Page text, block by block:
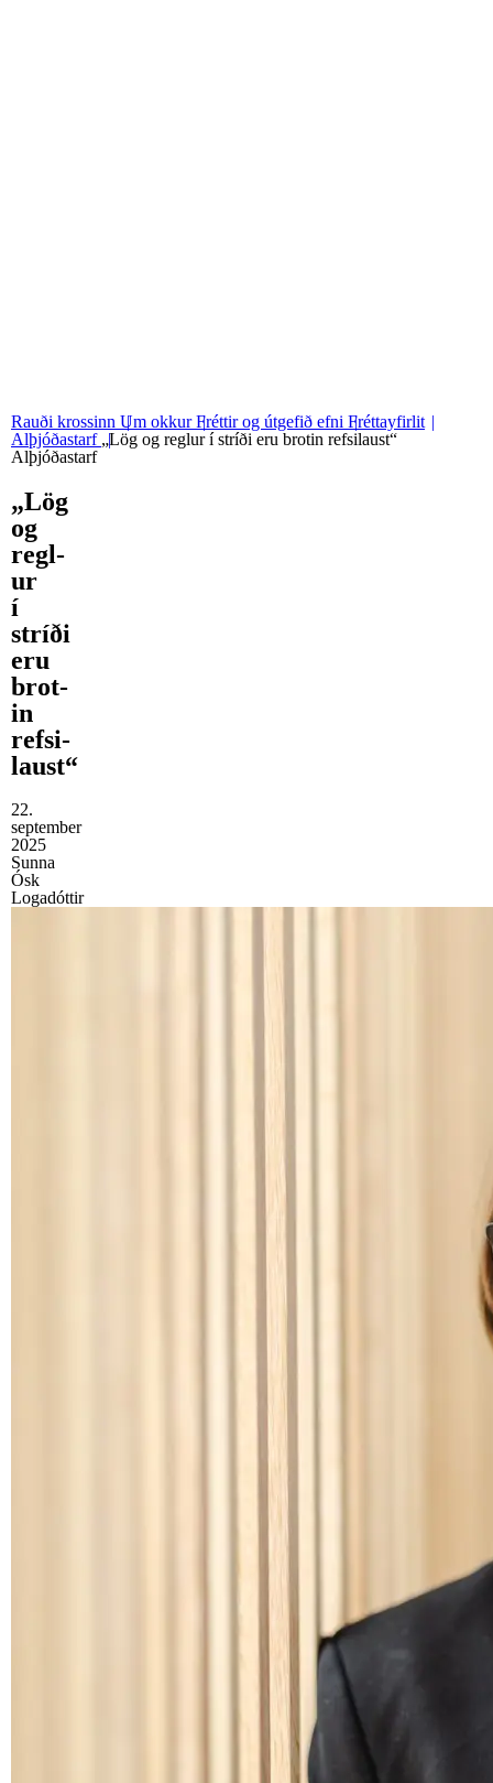
Rauði krossinn Um okkurFréttir og útgefið efni Fréttayfirlit
Alþjóðastarf „Lög og reglur í stríði eru brotin refsilaust“
Alþjóðastarf
„Lög
og
regl­
ur
í
stríði
eru
brot­
in
refsi­
laust“
22.
september
2025
Sunna
Ósk
Logadóttir